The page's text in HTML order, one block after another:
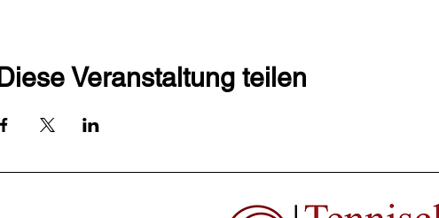
Diese Veranstaltung teilen